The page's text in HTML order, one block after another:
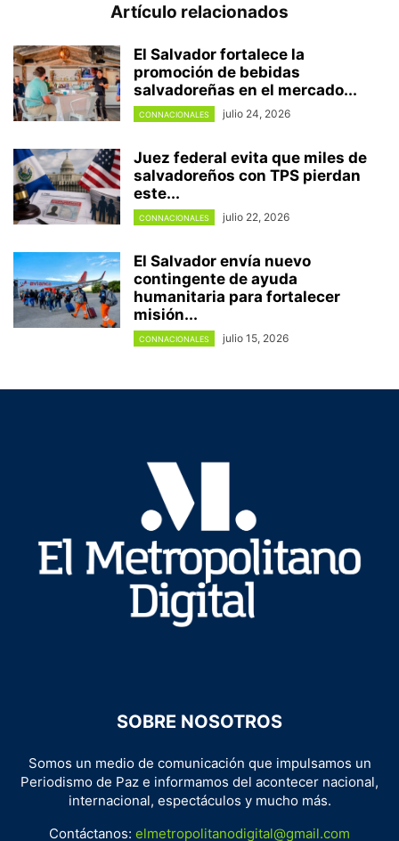
Artículo relacionados
El Salvador fortalece la
promoción de bebidas
salvadoreñas en el mercado...
CONNACIONALES julio 24, 2026
Juez federal evita que miles de
salvadoreños con TPS pierdan
este...
CONNACIONALES julio 22, 2026
El Salvador envía nuevo
contingente de ayuda
humanitaria para fortalecer
misión...
CONNACIONALES julio 15, 2026
SOBRE NOSOTROS
Somos un medio de comunicación que impulsamos un
Periodismo de Paz e informamos del acontecer nacional,
internacional, espectáculos y mucho más.
Contáctanos: elmetropolitanodigital@gmail.com